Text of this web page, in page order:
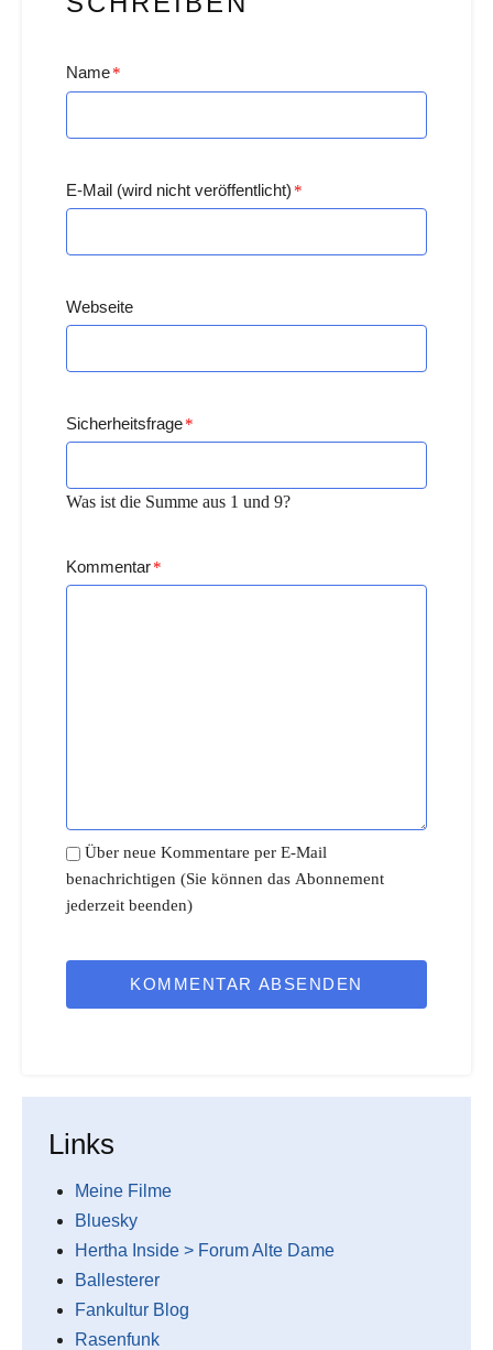
Name*
E-Mail (wird nicht veröffentlicht) *
Webseite
Sicherheitsfrage*
Was ist die Summe aus 1 und 9?
Kommentar*
Über neue Kommentare per E-Mail
benachrichtigen (Sie können das Abonnement
jederzeit beenden)
KOMMENTAR ABSENDEN
Links
Meine Filme
Bluesky
Hertha Inside > Forum Alte Dame
Ballesterer
Fankultur Blog
Rasenfunk